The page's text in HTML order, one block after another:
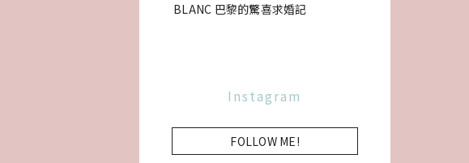
BLANC 巴黎的驚喜求婚記
Instagram
FOLLOW ME!